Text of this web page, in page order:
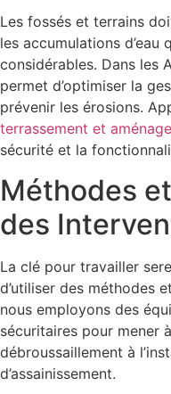
Les fossés et terrains
les accumulations
considérables. Dans les
permet d’optimiser la
prévenir les érosions.
terrassement et
sécurité et la
Méthodes
des
La clé pour travailler
d’utiliser des méthodes
nous employons des
sécuritaires pour mener
débroussaillement à
d’assainissement.